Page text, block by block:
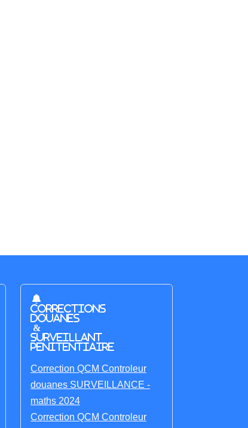
Corrections
Douanes
&
Surveillant
penitentiaire
Correction QCM Controleur
douanes SURVEILLANCE -
maths 2024
Correction QCM Controleur